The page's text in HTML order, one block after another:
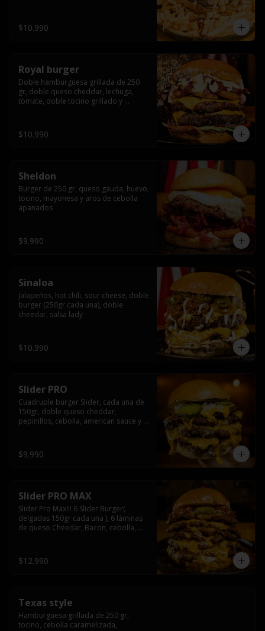
$10.990
Royal burger
Doble hamburguesa grillada de 250
gr, doble queso cheddar, lechuga,
tomate, doble tocino grillado y
salsa de queso cheddar.
$10.990
Sheldon
Burger de 250 gr, queso gauda, huevo,
tocino, mayonesa y aros de cebolla
apanados
$9.990
Sinaloa
Jalapeños, hot chili, sour cheese, doble
burger (250gr cada una), doble
cheedar, salsa lady
$10.990
Slider PRO
Cuadruple burger Slider, cada una de
150gr, doble queso cheddar,
pepinillos, cebolla, american sauce y
$9.990
Slider PRO MAX
Slider Pro Max!!! 6 Slider Burger(
delgadas 150gr cada una ), 6 láminas
de queso Cheedar, Bacon, cebolla,
$12.990
Texas style
Hamburguesa grillada de 250 gr,
tocino, cebolla caramelizada,